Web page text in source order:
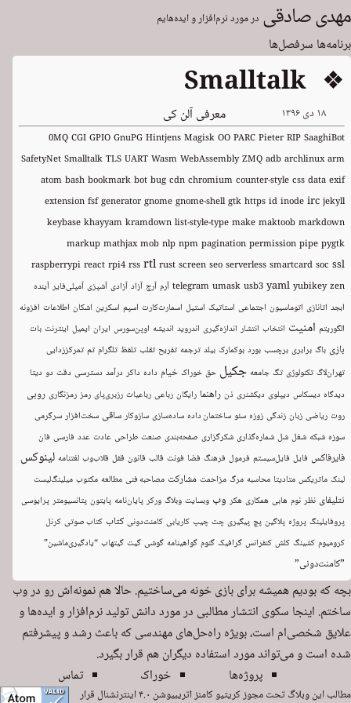
مهدی صادقی در مورد نرم‌افزار و ایده‌هایم
برنامه‌ها سرفصل‌ها
❖ Smalltalk
۱۸ دی ۱۳۹۶ معرفی آلن کی
0MQ CGI GPIO GnuPG Hintjens Magisk OO PARC Pieter RIP SaaghiBot
SafetyNet Smalltalk TLS UART Wasm WebAssembly ZMQ adb archlinux arm
atom bash bookmark bot bug cdn chromium counter-style css data exif
extension fsf generator gnome gnome-shell gtk https id inode irc jekyll
keybase khayyam kramdown list-style-type make maktoob markdown
markup mathjax mob nlp npm pagination permission pipe pygtk
raspberrypi react rpi4 rss rtl rust screen seo serverless smartcard soc ssl
telegram umask usb3 yaml yubikey zen آرم آرچ آزاد آزادی آشپزی آمپلی‌فایر آینده
ابجد اتانازی اتوماسیون اجتماعی استاتیک استیل اسمارت‌کارت اسپم اسکرین اشکان اطلاعات افزونه
الگوریتم امنیت انتخاب انتشار اندازه‌گیری اندروید اندیشه اوپن‌سورس ایران ایمیل اینترنت بات
بازی باگ برابری برچسب بورد بوکمارک بیلد ترجمه تفریح تقلب تلفظ تلگرام تم تمرکززدایی
تهران‌لاگ تکنولوژی تگ جامعه جکیل حق خوراک خیام داده داکر درآمد دسترسی دقت دو دیتا
دیدگاه دیسکاس دیپلوی دیکشنری ذن راهنما رایگان رباعی رباعیات رزبری‌پای رمز رمزنگاری روبی
روت ریاضی زبان زندگی زوزه سئو ساختمان داده ساده‌سازی سازوکار ساقی سخت‌افزار سرگرمی
سوزه شبکه شغل شل شماره‌گذاری شکرگزاری صفحه‌بندی صنعت طراحی عادت عدد فارسی فان
فایرفاکس فایل فایل‌سیستم فرمول فرهنگ فضا فونت قالب قانون قفل قلاب‌وب لغتنامه لینوکس
لینک ماتریکس متادیتا محاسبه مرگ مزاحمت مشارکت مصاحبه فنی مطالعه مکتوب میلینگ‌لیست
نتلیفای نظر نوم هابی همکاری هکر وب وبسایت وبلاگ ورکر پایان‌نامه پایتون پتانسیومتر پرایوسی
پروفایلینگ پروژه پلاگین پچ پیگیری چت چیپ کاریابی کامنت‌دونی کتاب کتاب صوتی کرنل
کرومیوم کشینگ کلش کنفرانس گرافیک گنوم گواهینامه گوشی گیت گیتهاب “یادگیری‌ماشین”
”کامنت‌دونی”
بچه که بودیم همیشه برای بازی خونه می‌ساختیم. حالا هم نمونه‌اش رو در وب
ساختم. اینجا سکوی انتشار مطالبی در مورد دانش تولید نرم‌افزار و ایده‌ها و
علایق شخصی‌ام است، بویژه راه‌حل‌های مهندسی که باعث رشد و پیشرفتم
شده است و می‌تواند مورد استفاده دیگران هم قرار بگیرد.
پروژه‌ها
خوراک تماس
مطالب این وبلاگ تحت مجوزکریتیو کامنز اتریبیوشن ۴.۰ اینترنشنال قرار